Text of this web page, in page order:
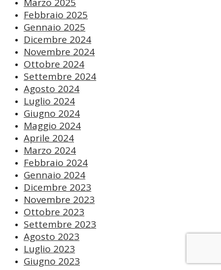
Febbraio 2025
Gennaio 2025
Dicembre 2024
Novembre 2024
Ottobre 2024
Settembre 2024
Agosto 2024
Luglio 2024
Giugno 2024
Maggio 2024
Aprile 2024
Marzo 2024
Febbraio 2024
Gennaio 2024
Dicembre 2023
Novembre 2023
Ottobre 2023
Settembre 2023
Agosto 2023
Luglio 2023
Giugno 2023